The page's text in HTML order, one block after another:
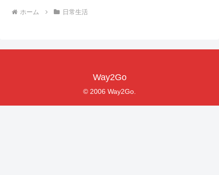
ホーム 日常生活
Way2Go
© 2006 Way2Go.